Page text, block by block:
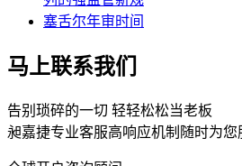
塞舌尔年审时间
马上联系我们
告别琐碎的一切 轻轻松松当老板
昶嘉捷专业客服高响应机制随时为您